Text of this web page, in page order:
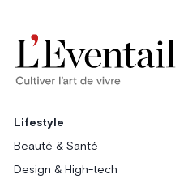
Lifestyle
Beauté & Santé
Design & High-tech